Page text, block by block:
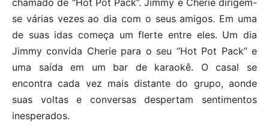
se várias vezes ao dia com o seus amigos. Em uma
de suas idas começa um flerte entre eles. Um dia
Jimmy convida Cherie para o seu “Hot Pot Pack” e
uma saída em um bar de karaokê. O casal se
encontra cada vez mais distante do grupo, aonde
suas voltas e conversas despertam sentimentos
inesperados.